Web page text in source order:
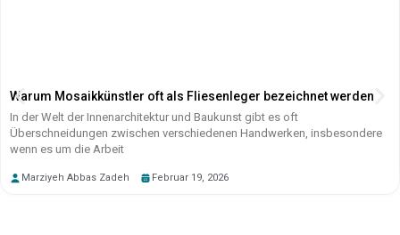
Warum Mosaikkünstler oft als Fliesenleger bezeichnet werden
In der Welt der Innenarchitektur und Baukunst gibt es oft
Überschneidungen zwischen verschiedenen Handwerken, insbesondere
wenn es um die Arbeit
Marziyeh Abbas Zadeh Februar 19, 2026